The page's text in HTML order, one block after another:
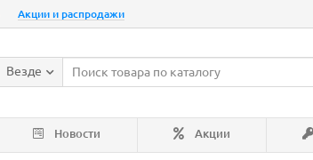
Акции и распродажи
Везде
Новости Акции